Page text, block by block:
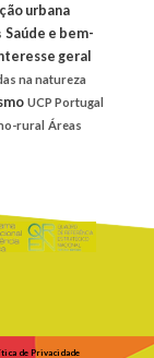
urbana
Saúde e bem-
geral
na natureza
UCP Portugal
rural Áreas
de Privacidade